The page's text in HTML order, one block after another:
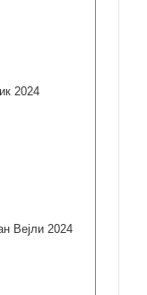
2024
Вејли 2024